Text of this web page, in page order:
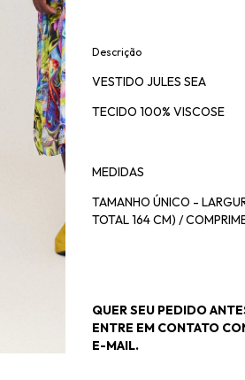
Descrição
VESTIDO JULES SEA
TECIDO 100% VISCOSE
MEDIDAS
TAMANHO ÚNICO -
TOTAL 164 CM) /
QUER SEU PEDIDO
ENTRE EM CONTATO
E-MAIL.